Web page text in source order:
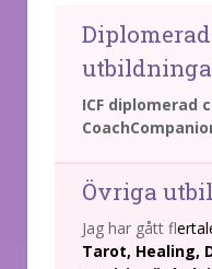
ICF diplomerad
Övriga
Jag har gått f
Tarot, Healing,